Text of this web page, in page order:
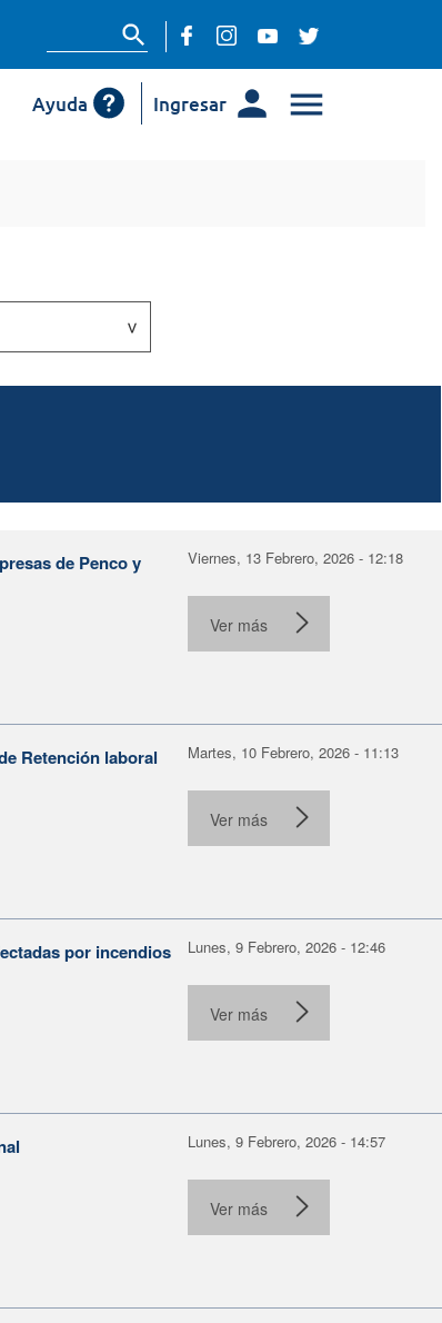
Ingresar
Ayuda
de Penco y
Viernes, 13 Febrero, 2026 - 12:18
Ver más
Retención laboral
Martes, 10 Febrero, 2026 - 11:13
Ver más
por incendios
Lunes, 9 Febrero, 2026 - 12:46
Ver más
Lunes, 9 Febrero, 2026 - 14:57
Ver más